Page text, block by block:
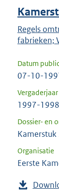
Regels
fabrieken;
Datum
07-10-
Vergaderjaar
1997-1998
Dossier- en
Organisatie
Eerste